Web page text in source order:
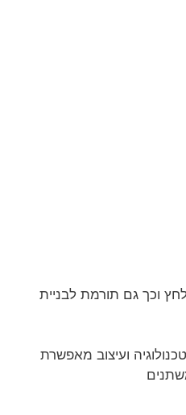
וכך גם תורמת לבניית
ועיצוב מאפשרת